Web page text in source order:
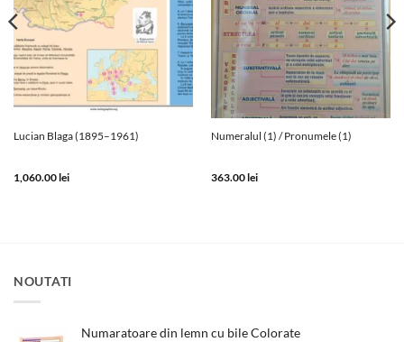
Lucian Blaga (1895–1961)
1,060.00lei
Numeralul (1) / Pronumele (1)
363.00lei
NOUTATI
Numaratoare din lemn cu bile Colorate